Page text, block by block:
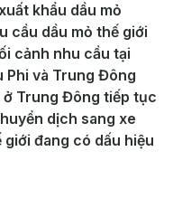
khẩu dầu mỏ
cầu dầu mỏ thế giới
cảnh nhu cầu tại
và Trung Đông
Trung Đông tiếp tục
dịch sang xe
đang có dấu hiệu